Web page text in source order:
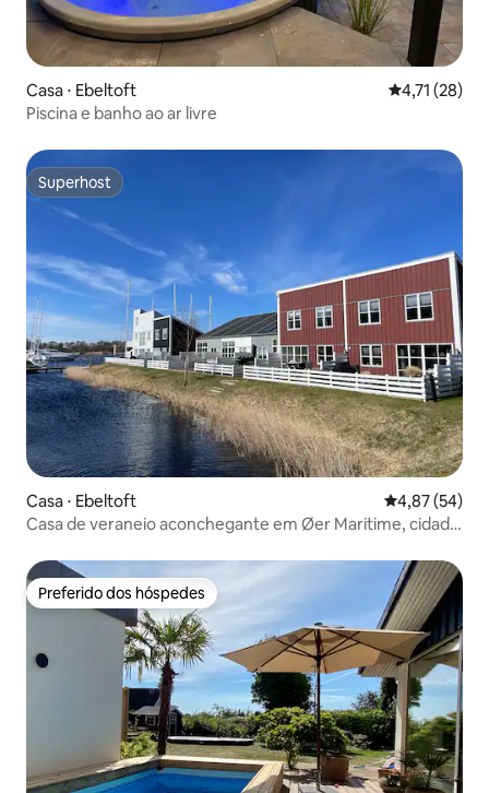
Casa ⋅ Ebeltoft 4,71 de uma
4,71 (28)
Piscina e banho ao ar livre
Superhost
Superhost
Casa ⋅ Ebeltoft 4,87 de uma
4,87 (54)
Casa de veraneio aconchegante em Øer Maritime, cidade
Preferido dos hóspedes
Preferido dos hóspedes